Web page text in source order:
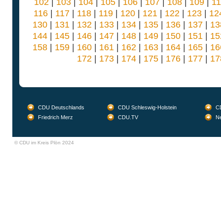
116| 117| 118| 119| 120| 121 | 122 | 123|
130| 131 | 132 | 133| 134| 135| 136| 137|
144| 145| 146| 147| 148| 149| 150| 151 |
158| 159| 160| 161 | 162 | 163| 164| 165|
172 | 173| 174| 175| 176| 177|
CDU Deutschlands CDU Schleswig-Holstein
Friedrich Merz
CDU.TV
© CDU im Kreis Plön 2024